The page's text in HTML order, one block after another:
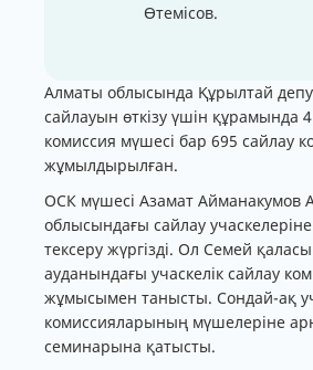
Өтемісов.
Алматы облысында Құрылтай
сайлауын өткізу үшін құрамында
комиссия мүшесі бар 695 сайлау
жұмылдырылған.
ОСК мүшесі Азамат Айманакумов
облысындағы сайлау
тексеру жүргізді. Ол Семей
ауданындағы учаскелік сайлау
жұмысымен танысты. Сондай-ақ
комиссияларының мүшелеріне
семинарына қатысты.